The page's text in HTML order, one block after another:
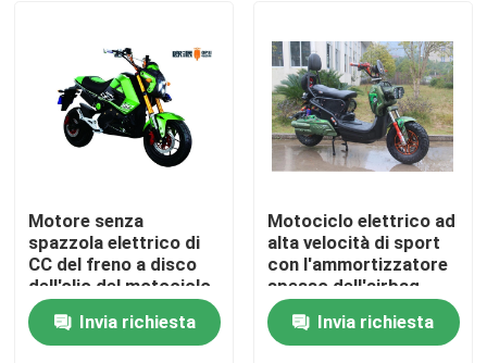
Circa noi
Giro della fabbrica
Controllo di qualità
Contattici
Richieda una citazione
Motore senza
spazzola elettrico di
CC del freno a disco
dell'olio del motociclo
della sporcizia della
CEE 2000WInvia richiesta
Motociclo elettrico ad
alta velocità di sport
con l'ammortizzatore
spesso dell'airbag
posteriore
Invia richiesta